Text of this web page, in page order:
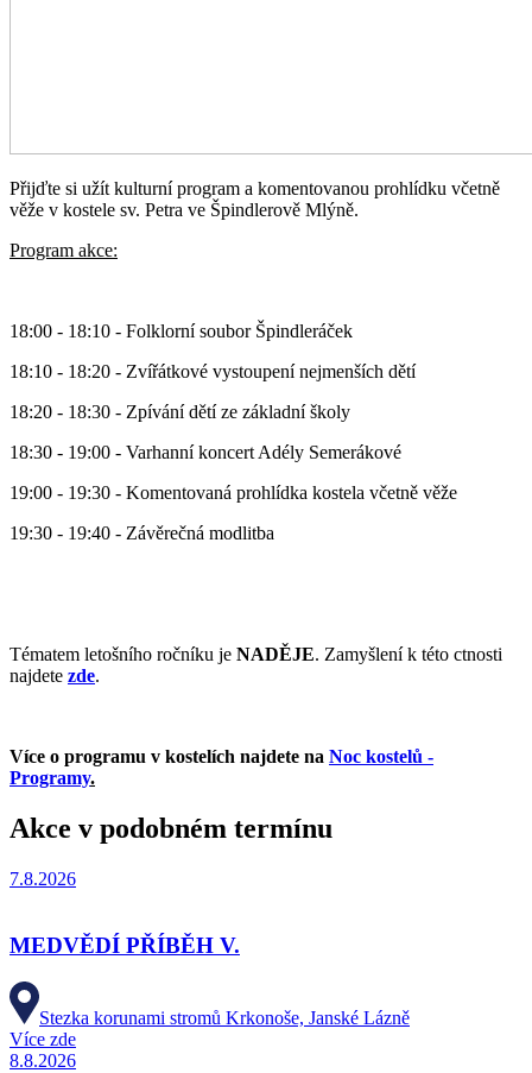
Přijďte si užít kulturní program a komentovanou prohlídku včetně
věže v kostele sv. Petra ve Špindlerově Mlýně.
Program akce:
18:00 - 18:10 - Folklorní soubor Špindleráček
18:10 - 18:20 - Zvířátkové vystoupení nejmenších dětí
18:20 - 18:30 - Zpívání dětí ze základní školy
18:30 - 19:00 - Varhanní koncert Adély Semerákové
19:00 - 19:30 - Komentovaná prohlídka kostela včetně věže
19:30 - 19:40 - Závěrečná modlitba
Tématem letošního ročníku je NADĚJE. Zamyšlení k této ctnosti
najdete zde.
Více o programu v kostelích najdete na Noc kostelů -
Programy.
Akce v podobném termínu
7.8.2026
MEDVĚDÍ PŘÍBĚH V.
Stezka korunami stromů Krkonoše, Janské Lázně
Více zde
8.8.2026